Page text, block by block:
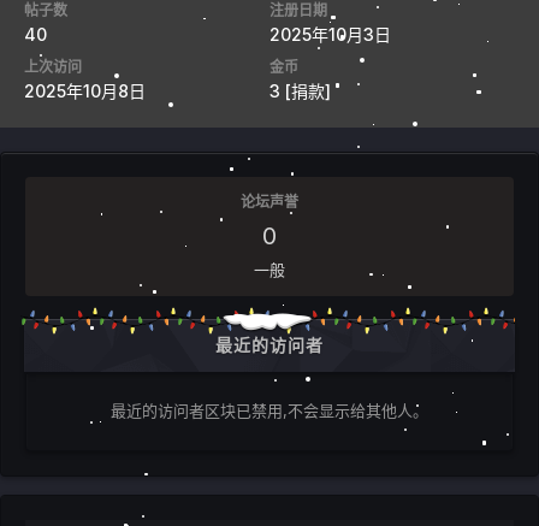
帖子数
40
注册日期
2025年10月3日
上次访问
2025年10月8日
金币
3 [捐款]
论坛声誉
0
一般
最近的访问者
最近的访问者区块已禁用,不会显示给其他人。